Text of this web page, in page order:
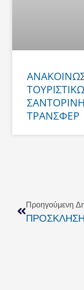
ΤΡΑΝΣΦΕΡ